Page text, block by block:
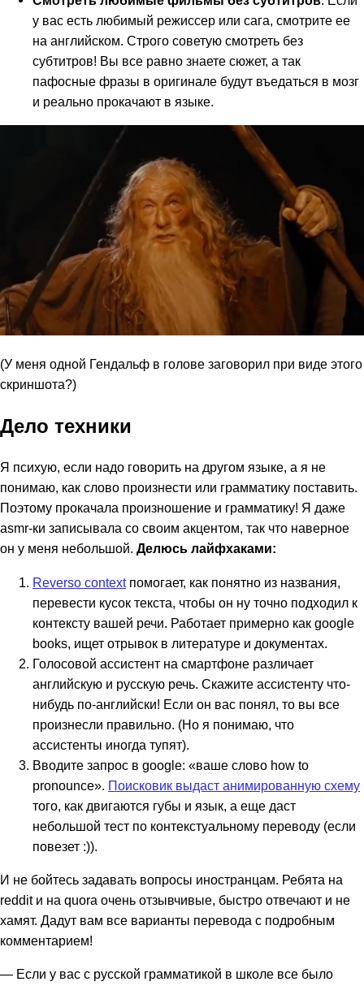
у вас есть любимый режиссер или сага, смотрите ее
на английском. Строго советую смотреть без
субтитров! Вы все равно знаете сюжет, а так
пафосные фразы в оригинале будут въедаться в мозг
и реально прокачают в языке.
(У меня одной Гендальф в голове заговорил при виде этого
скриншота?)
Дело техники
Я психую, если надо говорить на другом языке, а я не
понимаю, как слово произнести или грамматику поставить.
Поэтому прокачала произношение и грамматику! Я даже
asmr-ки записывала со своим акцентом, так что наверное
он у меня небольшой. Делюсь лайфхаками:
Reverso contextпомогает, как понятно из названия,
перевести кусок текста, чтобы он ну точно подходил к
контексту вашей речи. Работает примерно как google
books, ищет отрывок в литературе и документах.
Голосовой ассистент на смартфоне различает
английскую и русскую речь. Скажите ассистенту что-
нибудь по-английски! Если он вас понял, то вы все
произнесли правильно. (Но я понимаю, что
ассистенты иногда тупят).
Вводите запрос в google: «ваше слово how to
pronounce». Поисковик выдаст анимированную схему
того, как двигаются губы и язык, а еще даст
небольшой тест по контекстуальному переводу (если
повезет :)).
И не бойтесь задавать вопросы иностранцам. Ребята на
reddit и на quora очень отзывчивые, быстро отвечают и не
хамят. Дадут вам все варианты перевода с подробным
комментарием!
— Если у вас с русской грамматикой в школе все было